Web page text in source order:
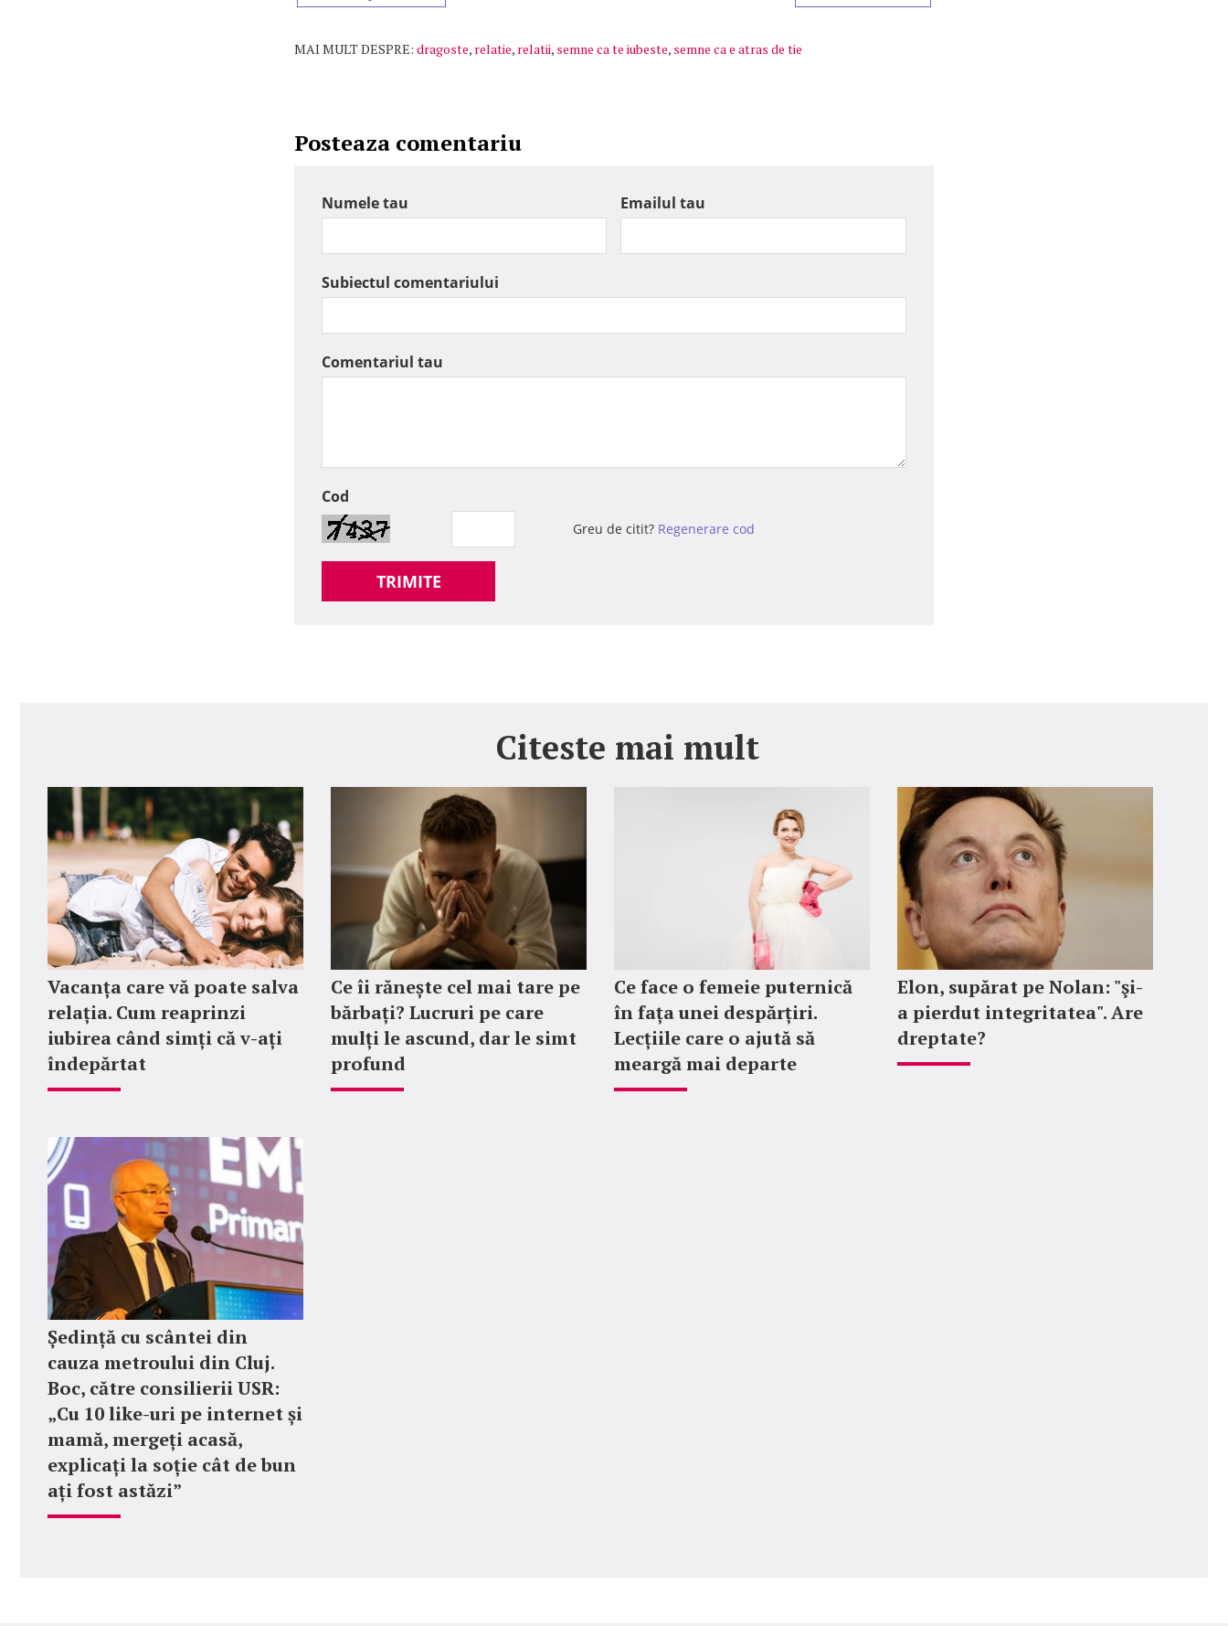
MAI MULT DESPRE: dragoste, relatie, relatii, semne ca te iubeste, semne ca e atras de tie
Posteaza comentariu
Numele tau Emailul tau
Subiectul comentariului
Comentariul tau
Cod
Greu de citit? Regenerare cod
TRIMITE
Citeste mai mult
Vacanța care vă poate salva
relația. Cum reaprinzi
iubirea când simți că v-ați
îndepărtat
Ce îi rănește cel mai tare pe
bărbați? Lucruri pe care
mulți le ascund, dar le simt
profund
Ce face o femeie puternică
în fața unei despărțiri.
Lecțiile care o ajută să
meargă mai departe
Elon, supărat pe Nolan: "şi-
a pierdut integritatea". Are
dreptate?
Ședință cu scântei din
cauza metroului din Cluj.
Boc, către consilierii USR:
„Cu 10 like-uri pe internet și
mamă, mergeți acasă,
explicați la soție cât de bun
ați fost astăzi”